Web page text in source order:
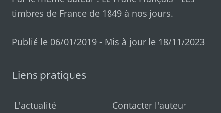
timbres de France de 1849 à nos jours.
Publié le 06/01/2019 - Mis à jour le 18/11/2023
Liens pratiques
L'actualité Contacter l'auteur